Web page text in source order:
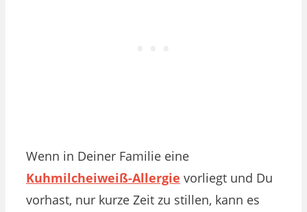
Wenn in Deiner Familie eine
Kuhmilcheiweiß-Allergie vorliegt und Du
vorhast, nur kurze Zeit zu stillen, kann es